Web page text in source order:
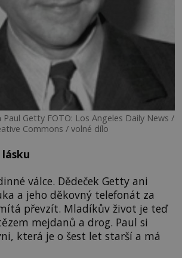
Paul Getty FOTO: Los Angeles Daily News /
Commons / volné dílo
válce. Dědeček Getty ani
a jeho děkovný telefonát za
převzít. Mladíkův život je teď
mejdanů a drog. Paul si
která je o šest let starší a má